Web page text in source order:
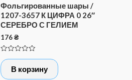
Фольгированные шары /
1207-3657 К ЦИФРА 0 26″
СЕРЕБРО С ГЕЛИЕМ
176₴
Оценка
0
5
В корзину